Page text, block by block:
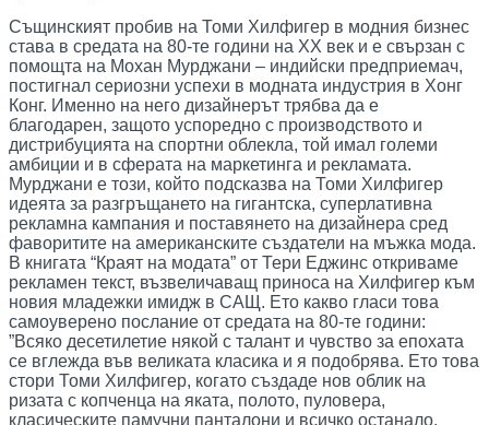
Същинският пробив на Томи Хилфигер в модния бизнес
става в средата на 80-те години на ХХ век и е свързан с
помощта на Мохан Мурджани – индийски предприемач,
постигнал сериозни успехи в модната индустрия в Хонг
Конг. Именно на него дизайнерът трябва да е
благодарен, защото успоредно с производството и
дистрибуцията на спортни облекла, той имал големи
амбиции и в сферата на маркетинга и рекламата.
Мурджани е този, който подсказва на Томи Хилфигер
идеята за разгръщането на гигантска, суперлативна
рекламна кампания и поставянето на дизайнера сред
фаворитите на американските създатели на мъжка мода.
В книгата “Краят на модата” от Тери Еджинс откриваме
рекламен текст, възвеличаващ приноса на Хилфигер към
новия младежки имидж в САЩ. Ето какво гласи това
самоуверено послание от средата на 80-те години:
”Всяко десетилетие някой с талант и чувство за епохата
се вглежда във великата класика и я подобрява. Ето това
стори Томи Хилфигер, когато създаде нов облик на
ризата с копченца на яката, полото, пуловера,
класическите памучни панталони и всичко останало,